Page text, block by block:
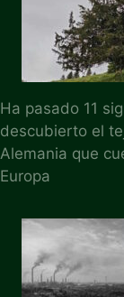
Ha pasado 11
descubierto el
Alemania que
Europa